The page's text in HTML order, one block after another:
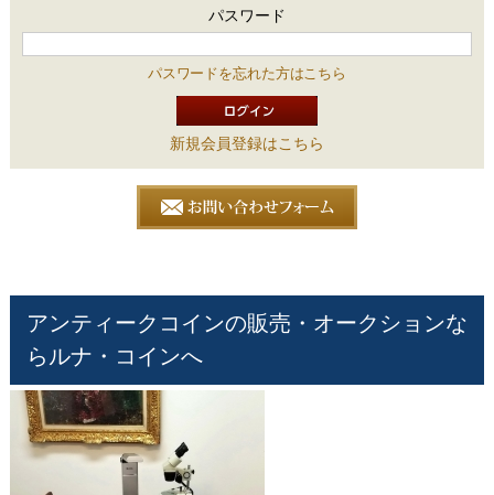
パスワード
パスワードを忘れた方はこちら
新規会員登録はこちら
アンティークコインの販売・オークションな
らルナ・コインへ